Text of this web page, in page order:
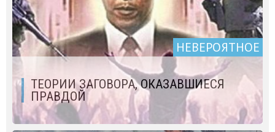
НЕВЕРОЯТНОЕ
ТЕОРИИ ЗАГОВОРА, ОКАЗАВШИЕСЯ
ПРАВДОЙ